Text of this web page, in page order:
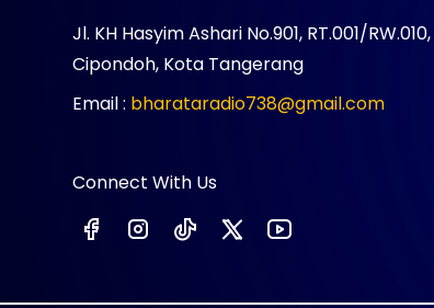
Jl. KH Hasyim Ashari No.901, RT.001/
Cipondoh, Kota Tangerang
Email : bharataradio738@gmail.com
Connect With Us